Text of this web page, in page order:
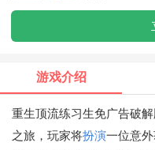
游戏介绍
重生顶流练习生免广告破
之旅，玩家将扮演一位意